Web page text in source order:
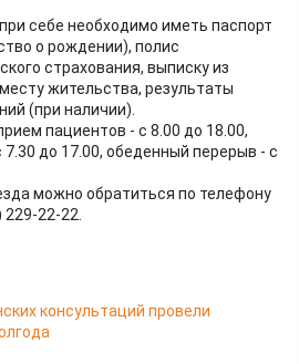
себе необходимо иметь паспорт
о рождении), полис
страхования, выписку из
жительства, результаты
(при наличии).
пациентов - с 8.00 до 18.00,
до 17.00, обеденный перерыв - с
можно обратиться по телефону
22-22.
консультаций провели